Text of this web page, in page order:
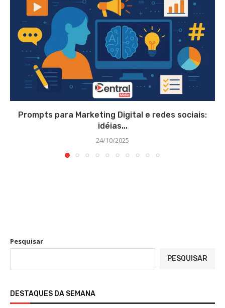
Prompts para Marketing Digital e redes sociais:
idéias...
24/10/2025
Pesquisar
PESQUISAR
DESTAQUES DA SEMANA